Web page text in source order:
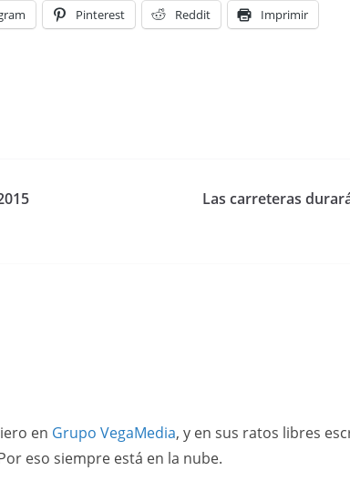
Pinterest Reddit Imprimir
Las carreteras
en Grupo VegaMedia, y en sus ratos libres
eso siempre está en la nube.